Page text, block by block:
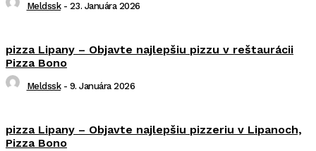
Meldssk - 23. Januára 2026
pizza Lipany – Objavte najlepšiu pizzu v reštaurácii
Pizza Bono
Meldssk - 9. Januára 2026
pizza Lipany – Objavte najlepšiu pizzeriu v Lipanoch,
Pizza Bono